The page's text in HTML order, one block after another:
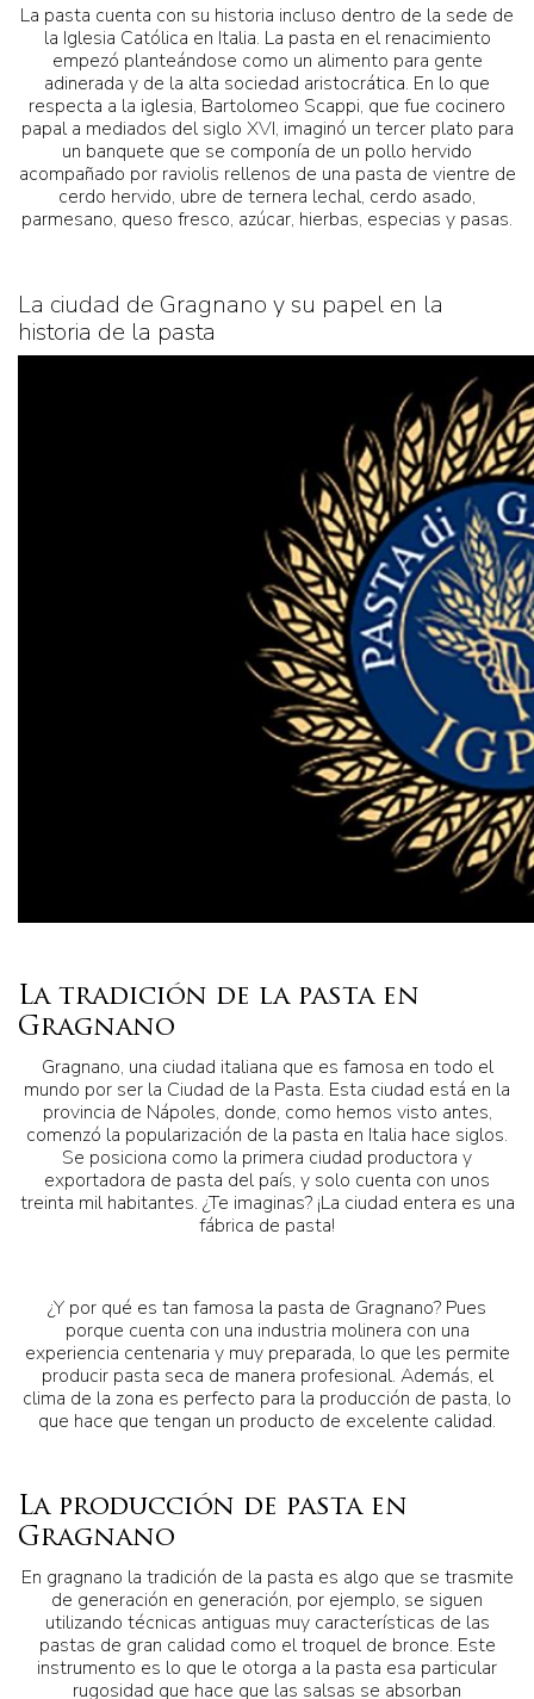
La pasta cuenta con su historia incluso dentro de la sede de
la Iglesia Católica en Italia. La pasta en el renacimiento
empezó planteándose como un alimento para gente
adinerada y de la alta sociedad aristocrática. En lo que
respecta a la iglesia, Bartolomeo Scappi, que fue cocinero
papal a mediados del siglo XVI, imaginó un tercer plato para
un banquete que se componía de un pollo hervido
acompañado por raviolis rellenos de una pasta de vientre de
cerdo hervido, ubre de ternera lechal, cerdo asado,
parmesano, queso fresco, azúcar, hierbas, especias y pasas.
La ciudad de Gragnano y su papel en la
historia de la pasta
La tradición de la pasta en
Gragnano
Gragnano, una ciudad italiana que es famosa en todo el
mundo por ser la Ciudad de la Pasta. Esta ciudad está en la
provincia de Nápoles, donde, como hemos visto antes,
comenzó la popularización de la pasta en Italia hace siglos.
Se posiciona como la primera ciudad productora y
exportadora de pasta del país, y solo cuenta con unos
treinta mil habitantes. ¿Te imaginas? ¡La ciudad entera es una
fábrica de pasta!
¿Y por qué es tan famosa la pasta de Gragnano? Pues
porque cuenta con una industria molinera con una
experiencia centenaria y muy preparada, lo que les permite
producir pasta seca de manera profesional. Además, el
clima de la zona es perfecto para la producción de pasta, lo
que hace que tengan un producto de excelente calidad.
La producción de pasta en
Gragnano
En gragnano la tradición de la pasta es algo que se trasmite
de generación en generación, por ejemplo, se siguen
utilizando técnicas antiguas muy características de las
pastas de gran calidad como el troquel de bronce. Este
instrumento es lo que le otorga a la pasta esa particular
rugosidad que hace que las salsas se absorban